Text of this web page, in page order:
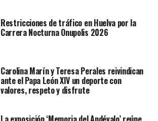
Restricciones de tráfico en Huelva por la
Carrera Nocturna Onupolis 2026
Carolina Marín y Teresa Perales reivindican
ante el Papa León XIV un deporte con
valores, respeto y disfrute